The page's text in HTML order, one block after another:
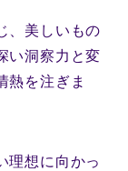
、美しいもの
い洞察力と変
熱を注ぎま
理想に向かっ